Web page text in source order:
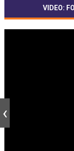
VIDEO: